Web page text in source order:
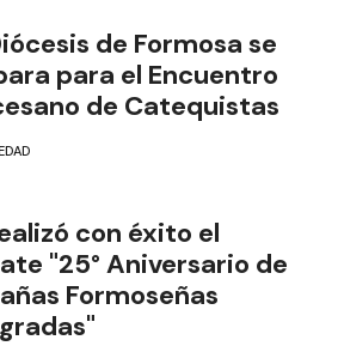
de Formosa se
para el Encuentro
de Catequistas
con éxito el
"25° Aniversario de
Formoseñas